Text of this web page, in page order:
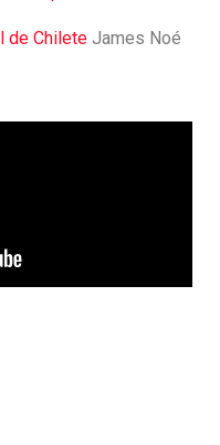
de Chilete James Noé